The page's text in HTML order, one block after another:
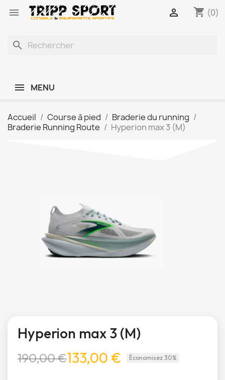
 shopping_cart (0)

search
MENU
Accueil Course à pied
Braderie du running
Braderie Running Route
Hyperion max 3 (M)
Hyperion max 3 (M)
190,00 €133,00 € Économisez 30%